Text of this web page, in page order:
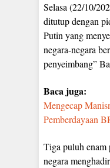
Selasa (22/10/
ditutup dengan
Putin yang
negara-negara
penyeimbang”
Baca juga:
Mengecap
Pemberdayaan
Tiga puluh enam
negara